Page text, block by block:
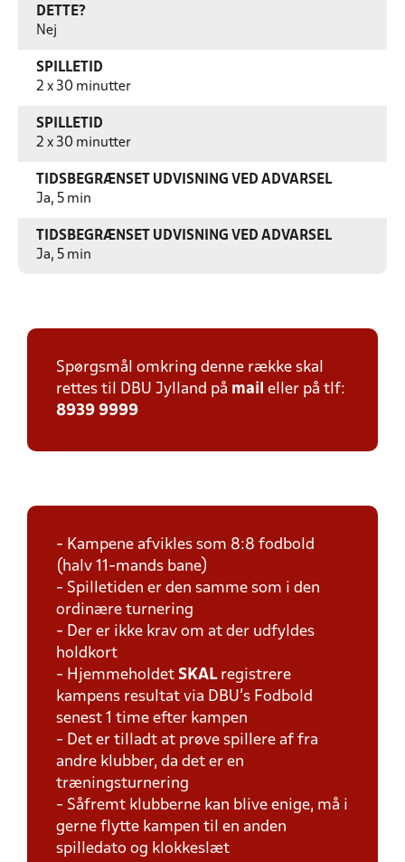
DETTE?
Nej
SPILLETID
2 x 30 minutter
SPILLETID
2 x 30 minutter
TIDSBEGRÆNSET UDVISNING VED ADVARSEL
Ja, 5 min
TIDSBEGRÆNSET UDVISNING VED ADVARSEL
Ja, 5 min
Spørgsmål omkring denne række skal
rettes til DBU Jylland på mail eller på tlf:
8939 9999
- Kampene afvikles som 8:8 fodbold
(halv 11-mands bane)
- Spilletiden er den samme som i den
ordinære turnering
- Der er ikke krav om at der udfyldes
holdkort
- Hjemmeholdet SKAL registrere
kampens resultat via DBU's Fodbold
senest 1 time efter kampen
- Det er tilladt at prøve spillere af fra
andre klubber, da det er en
træningsturnering
- Såfremt klubberne kan blive enige, må i
gerne flytte kampen til en anden
spilledato og klokkeslæt